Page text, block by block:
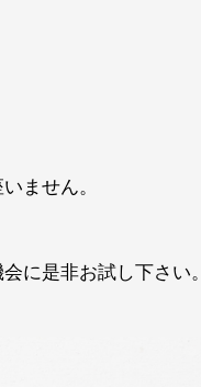
ません。
に是非お試し下さい。